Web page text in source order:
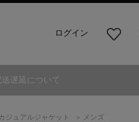
ログイン
り
遅延について
カジュアルジャケット メンズ